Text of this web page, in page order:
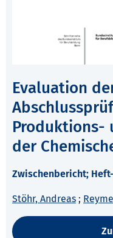
Evaluation
Produktions-
der
Zwischenbericht; Heft-
Stöhr, Andreas ;